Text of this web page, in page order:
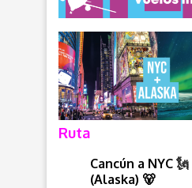
Ruta
Cancún a NYC 🗽
(Alaska) 🐻